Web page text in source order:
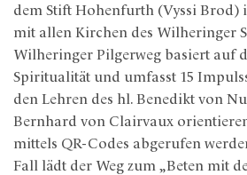
dem Stift Hohenfurth (Vyssi Brod)
mit allen Kirchen des Wilheringer
Wilheringer Pilgerweg basiert auf
Spiritualität und umfasst 15
den Lehren des hl. Benedikt von
Bernhard von Clairvaux
mittels QR-Codes abgerufen
Fall lädt der Weg zum „Beten mit